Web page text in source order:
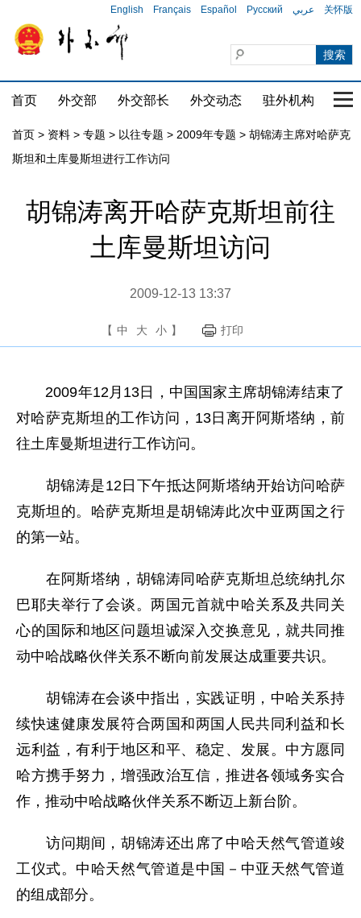
English Français Español Русский عربي 关怀版
首页 外交部 外交部长 外交动态 驻外机构 国
首页 > 资料 > 专题 > 以往专题 > 2009年专题 > 胡锦涛主席对哈萨克
斯坦和土库曼斯坦进行工作访问
胡锦涛离开哈萨克斯坦前往
土库曼斯坦访问
2009-12-13 13:37
【 中 大 小 】 打印
2009年12月13日，中国国家主席胡锦涛结束了
对哈萨克斯坦的工作访问，13日离开阿斯塔纳，前
往土库曼斯坦进行工作访问。
胡锦涛是12日下午抵达阿斯塔纳开始访问哈萨
克斯坦的。哈萨克斯坦是胡锦涛此次中亚两国之行
的第一站。
在阿斯塔纳，胡锦涛同哈萨克斯坦总统纳扎尔
巴耶夫举行了会谈。两国元首就中哈关系及共同关
心的国际和地区问题坦诚深入交换意见，就共同推
动中哈战略伙伴关系不断向前发展达成重要共识。
胡锦涛在会谈中指出，实践证明，中哈关系持
续快速健康发展符合两国和两国人民共同利益和长
远利益，有利于地区和平、稳定、发展。中方愿同
哈方携手努力，增强政治互信，推进各领域务实合
作，推动中哈战略伙伴关系不断迈上新台阶。
访问期间，胡锦涛还出席了中哈天然气管道竣
工仪式。中哈天然气管道是中国－中亚天然气管道
的组成部分。